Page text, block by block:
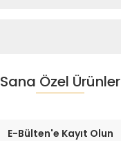
Sana Özel Ürünler
E-Bülten'e Kayıt Olun